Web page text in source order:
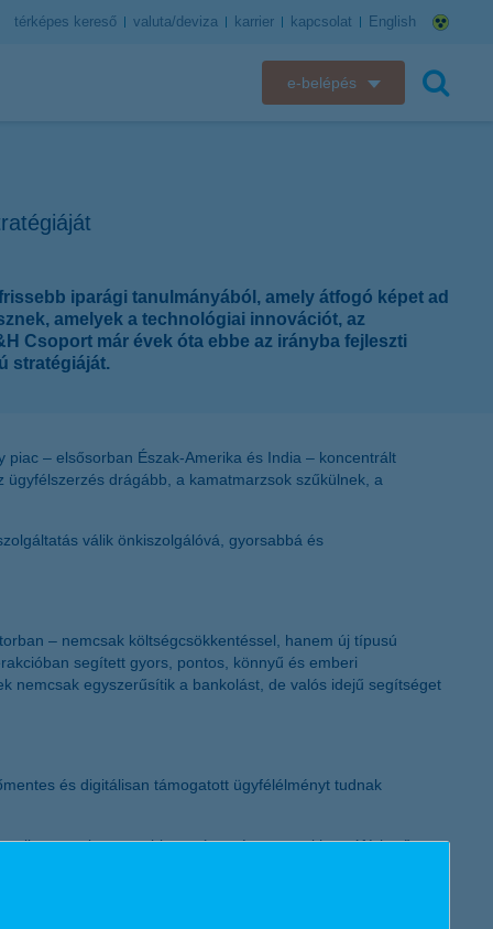
térképes kereső valuta/deviza karrier kapcsolat English
e-belépés
K&H web Electra
K&H Biztosító ügyfélportál
K&H e-kártyafelület
iparági tanulmányából, amely átfogó képet ad
amelyek a technológiai innovációt, az
Csoport már évek óta ebbe az irányba fejleszti
stratégiáját.
– elsősorban Észak-Amerika és India – koncentrált
drágább, a kamatmarzsok szűkülnek, a
válik önkiszolgálóvá, gyorsabbá és
– nemcsak költségcsökkentéssel, hanem új típusú
segített gyors, pontos, könnyű és emberi
nemcsak egyszerűsítik a bankolást, de valós idejű segítséget
és digitálisan támogatott ügyfélélményt tudnak
alkot, amely gyors, biztonságos és azonnal hozzáférhető